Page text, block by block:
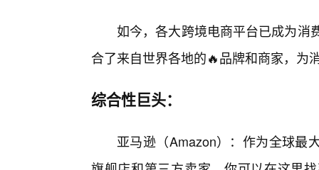
如今，各大跨境电商平台已成为消
合了来自世界各地的🔥品牌和商家，为
综合性巨头：
亚马逊（Amazon）：作为全球最